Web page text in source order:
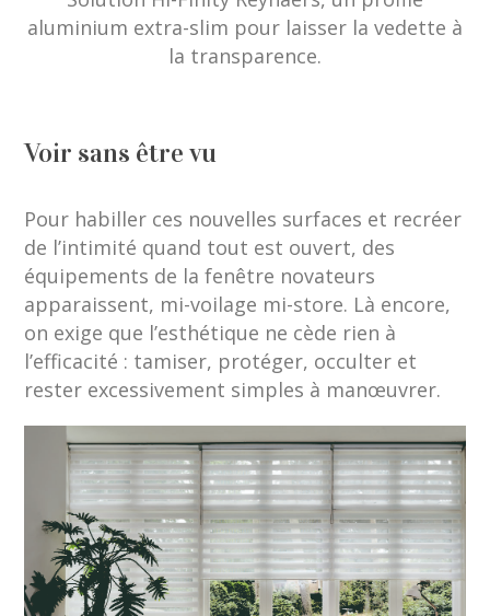
aluminium extra-slim pour laisser la vedette à
la transparence.
Voir sans être vu
Pour habiller ces nouvelles surfaces et recréer
de l’intimité quand tout est ouvert, des
équipements de la fenêtre novateurs
apparaissent, mi-voilage mi-store. Là encore,
on exige que l’esthétique ne cède rien à
l’efficacité : tamiser, protéger, occulter et
rester excessivement simples à manœuvrer.